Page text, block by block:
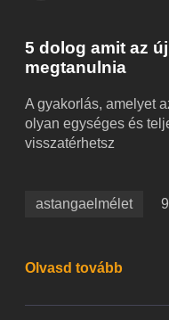
5 dolog amit az
megtanulnia
A gyakorlás, amelyet
olyan egységes és
visszatérhetsz
astangaelmélet
Olvasd tovább